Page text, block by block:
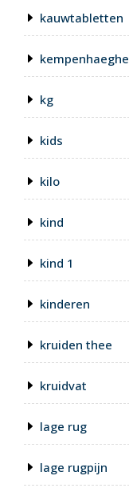
kauwtabletten
kempenhaeghe
kg
kids
kilo
kind
kind 1
kinderen
kruiden thee
kruidvat
lage rug
lage rugpijn